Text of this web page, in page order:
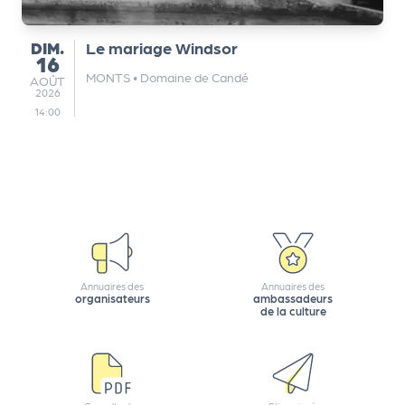
DIMANCHE
DIM.
16
AOÛT
AOÛT
2026
14:00
Le mariage Windsor
MONTS • Domaine de Candé
Annuaires des
organisateurs
Annuaires des
ambassadeurs
de la culture
e
tt
e
r